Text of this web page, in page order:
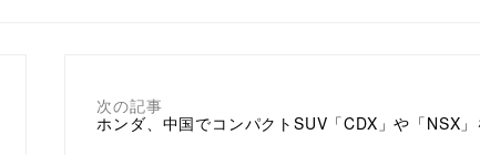
次の記事
ホンダ、中国でコンパクトSUV「CDX」や「NSX